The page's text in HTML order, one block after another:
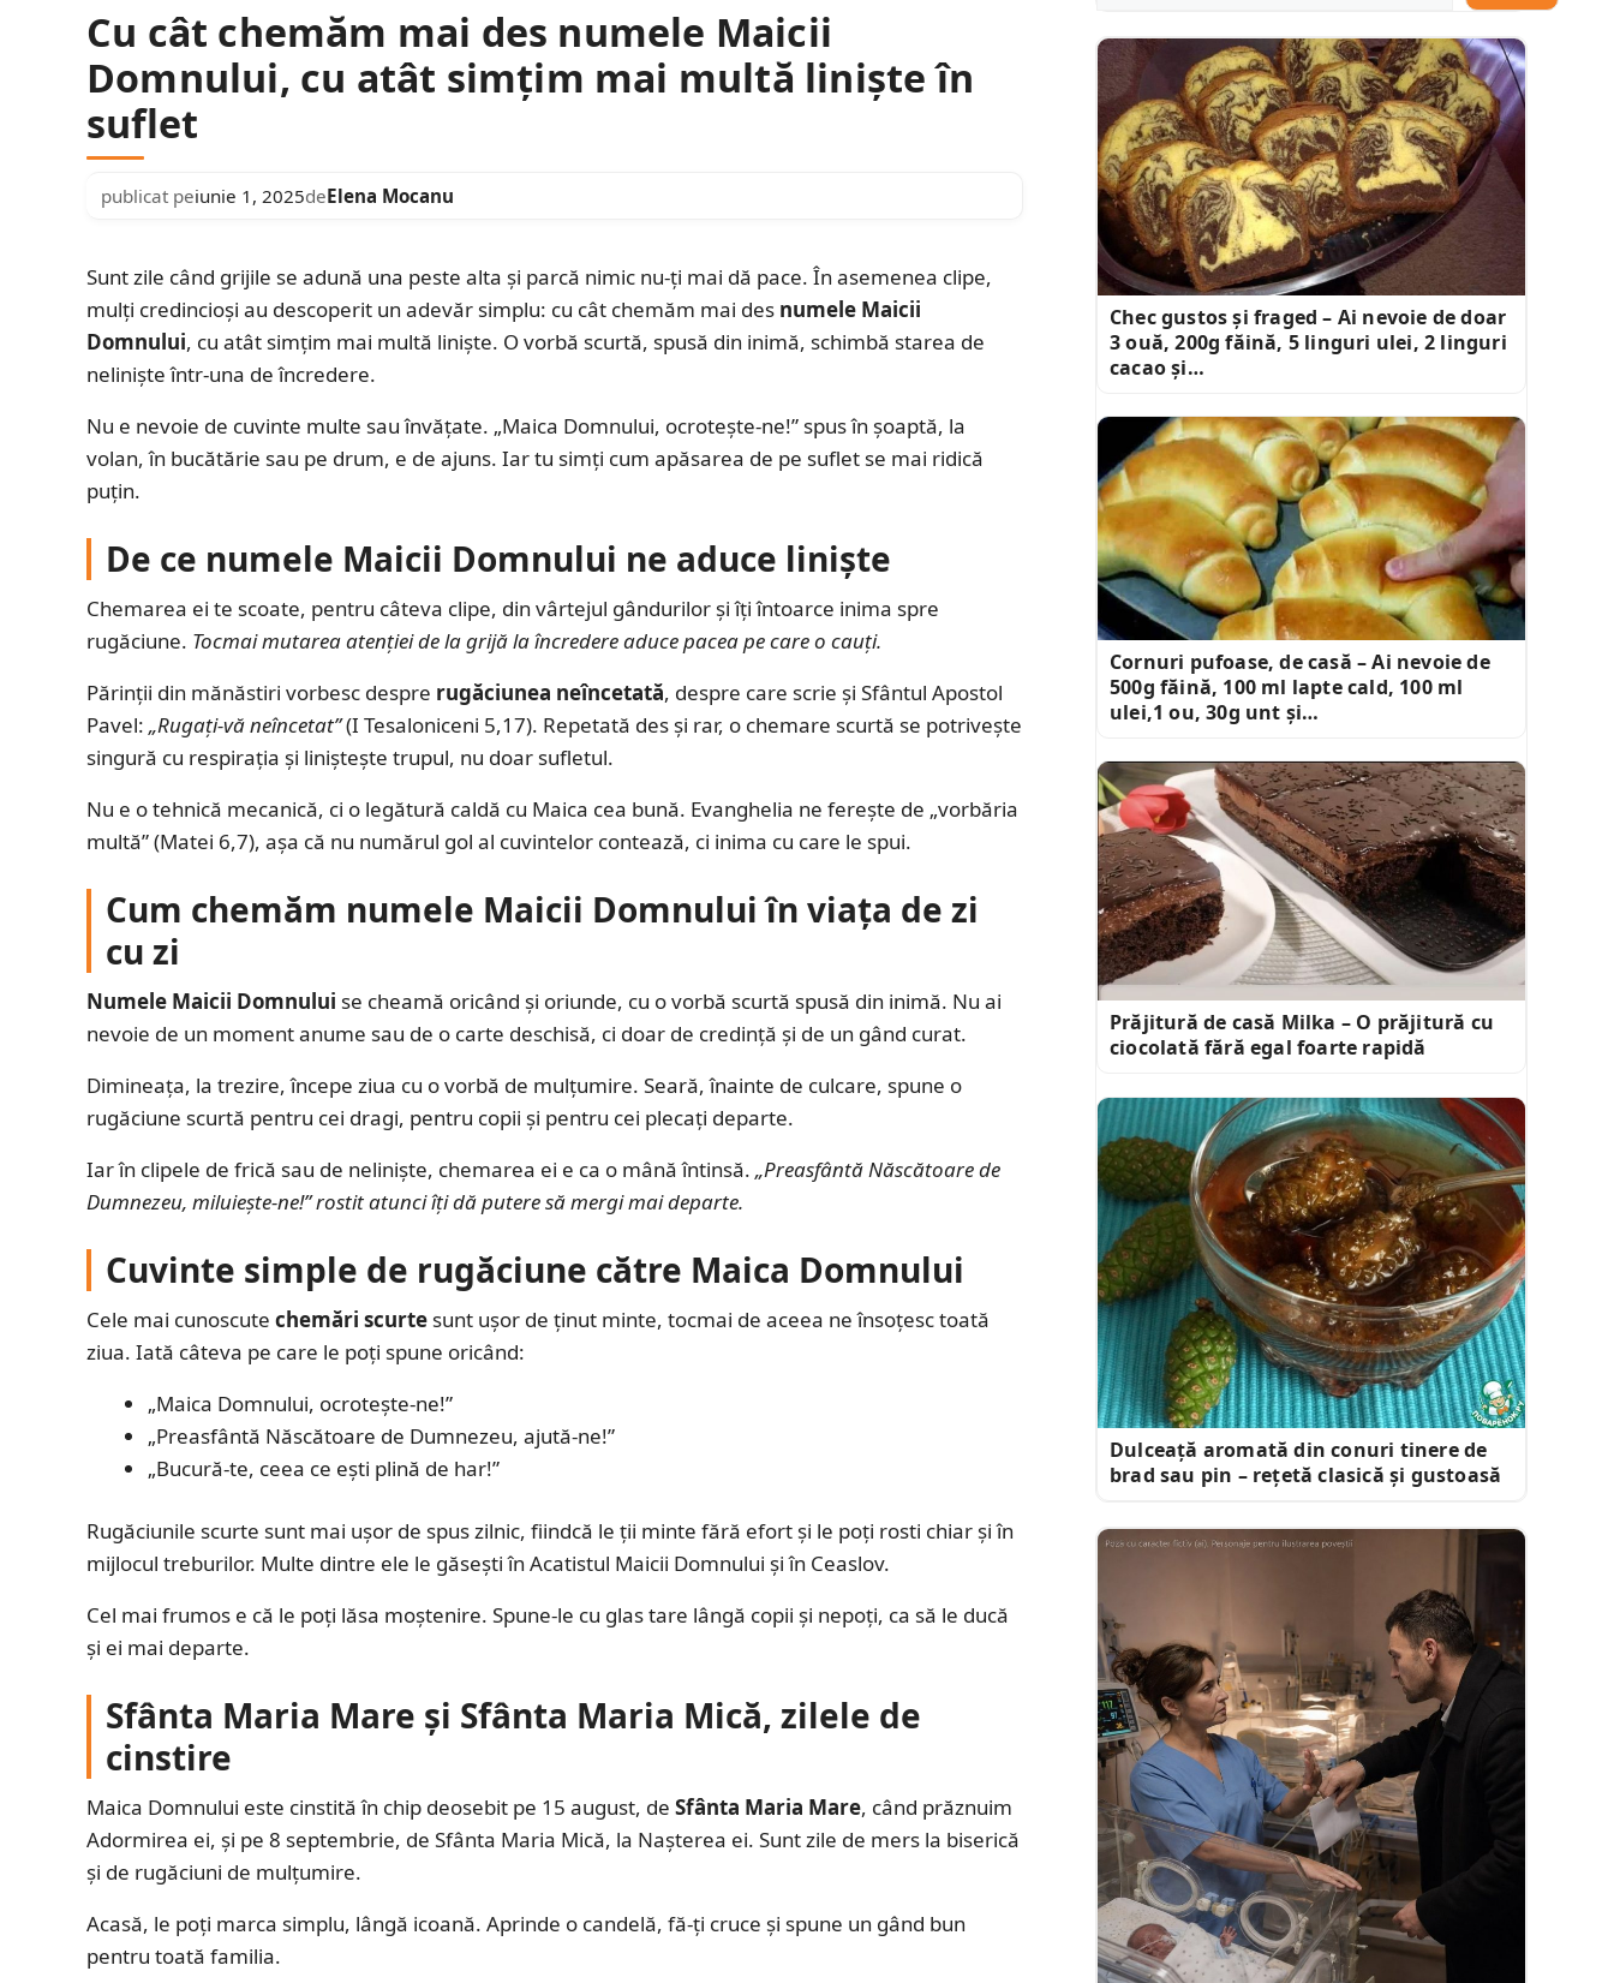
Cu cât chemăm mai des numele Maicii
Domnului, cu atât simțim mai multă liniște în
suflet
publicat peiunie 1, 2025deElena Mocanu
Sunt zile când grijile se adună una peste alta și parcă nimic nu-ți mai dă pace. În asemenea clipe,
mulți credincioși au descoperit un adevăr simplu: cu cât chemăm mai des numele Maicii
Domnului, cu atât simțim mai multă liniște. O vorbă scurtă, spusă din inimă, schimbă starea de
neliniște într-una de încredere.
Nu e nevoie de cuvinte multe sau învățate. „Maica Domnului, ocrotește-ne!” spus în șoaptă, la
volan, în bucătărie sau pe drum, e de ajuns. Iar tu simți cum apăsarea de pe suflet se mai ridică
puțin.
De ce numele Maicii Domnului ne aduce liniște
Chemarea ei te scoate, pentru câteva clipe, din vârtejul gândurilor și îți întoarce inima spre
rugăciune. Tocmai mutarea atenției de la grijă la încredere aduce pacea pe care o cauți.
Părinții din mănăstiri vorbesc despre rugăciunea neîncetată, despre care scrie și Sfântul Apostol
Pavel: „Rugați-vă neîncetat”(I Tesaloniceni 5,17). Repetată des și rar, o chemare scurtă se potrivește
singură cu respirația și liniștește trupul, nu doar sufletul.
Nu e o tehnică mecanică, ci o legătură caldă cu Maica cea bună. Evanghelia ne ferește de „vorbăria
multă” (Matei 6,7), așa că nu numărul gol al cuvintelor contează, ci inima cu care le spui.
Cum chemăm numele Maicii Domnului în viața de zi
cu zi
Numele Maicii Domnului se cheamă oricând și oriunde, cu o vorbă scurtă spusă din inimă. Nu ai
nevoie de un moment anume sau de o carte deschisă, ci doar de credință și de un gând curat.
Dimineața, la trezire, începe ziua cu o vorbă de mulțumire. Seară, înainte de culcare, spune o
rugăciune scurtă pentru cei dragi, pentru copii și pentru cei plecați departe.
Iar în clipele de frică sau de neliniște, chemarea ei e ca o mână întinsă. „Preasfântă Născătoare de
Dumnezeu, miluiește-ne!” rostit atunci îți dă putere să mergi mai departe.
Cuvinte simple de rugăciune către Maica Domnului
Cele mai cunoscute chemări scurtesunt ușor de ținut minte, tocmai de aceea ne însoțesc toată
ziua. Iată câteva pe care le poți spune oricând:
„Maica Domnului, ocrotește-ne!”
„Preasfântă Născătoare de Dumnezeu, ajută-ne!”
„Bucură-te, ceea ce ești plină de har!”
Rugăciunile scurte sunt mai ușor de spus zilnic, fiindcă le ții minte fără efort și le poți rosti chiar și în
mijlocul treburilor. Multe dintre ele le găsești în Acatistul Maicii Domnului și în Ceaslov.
Cel mai frumos e că le poți lăsa moștenire. Spune-le cu glas tare lângă copii și nepoți, ca să le ducă
și ei mai departe.
Sfânta Maria Mare și Sfânta Maria Mică, zilele de
cinstire
Maica Domnului este cinstită în chip deosebit pe 15 august, de Sfânta Maria Mare, când prăznuim
Adormirea ei, și pe 8 septembrie, de Sfânta Maria Mică, la Nașterea ei. Sunt zile de mers la biserică
și de rugăciuni de mulțumire.
Acasă, le poți marca simplu, lângă icoană. Aprinde o candelă, fă-ți cruce și spune un gând bun
pentru toată familia.
Chec gustos și fraged – Ai nevoie de doar
3 ouă, 200g făină, 5 linguri ulei, 2 linguri
cacao și…
Cornuri pufoase, de casă – Ai nevoie de
500g făină, 100 ml lapte cald, 100 ml
ulei,1 ou, 30g unt și…
Prăjitură de casă Milka – O prăjitură cu
ciocolată fără egal foarte rapidă
Dulceață aromată din conuri tinere de
brad sau pin – rețetă clasică și gustoasă